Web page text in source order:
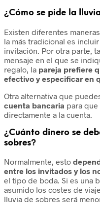
¿Cómo se pide la
Existen diferentes
la más tradicional es incluir
invitación. Por otra parte,
mensaje en el que se
regalo, la pareja prefiere
efectivo y especificar en
Otra alternativa que
cuenta bancaria para
directamente a la cuenta.
¿Cuánto dinero se
sobres?
Normalmente, esto
entre los invitados y los
el tipo de boda. Si es una
asumido los costes de
lluvia de sobres será